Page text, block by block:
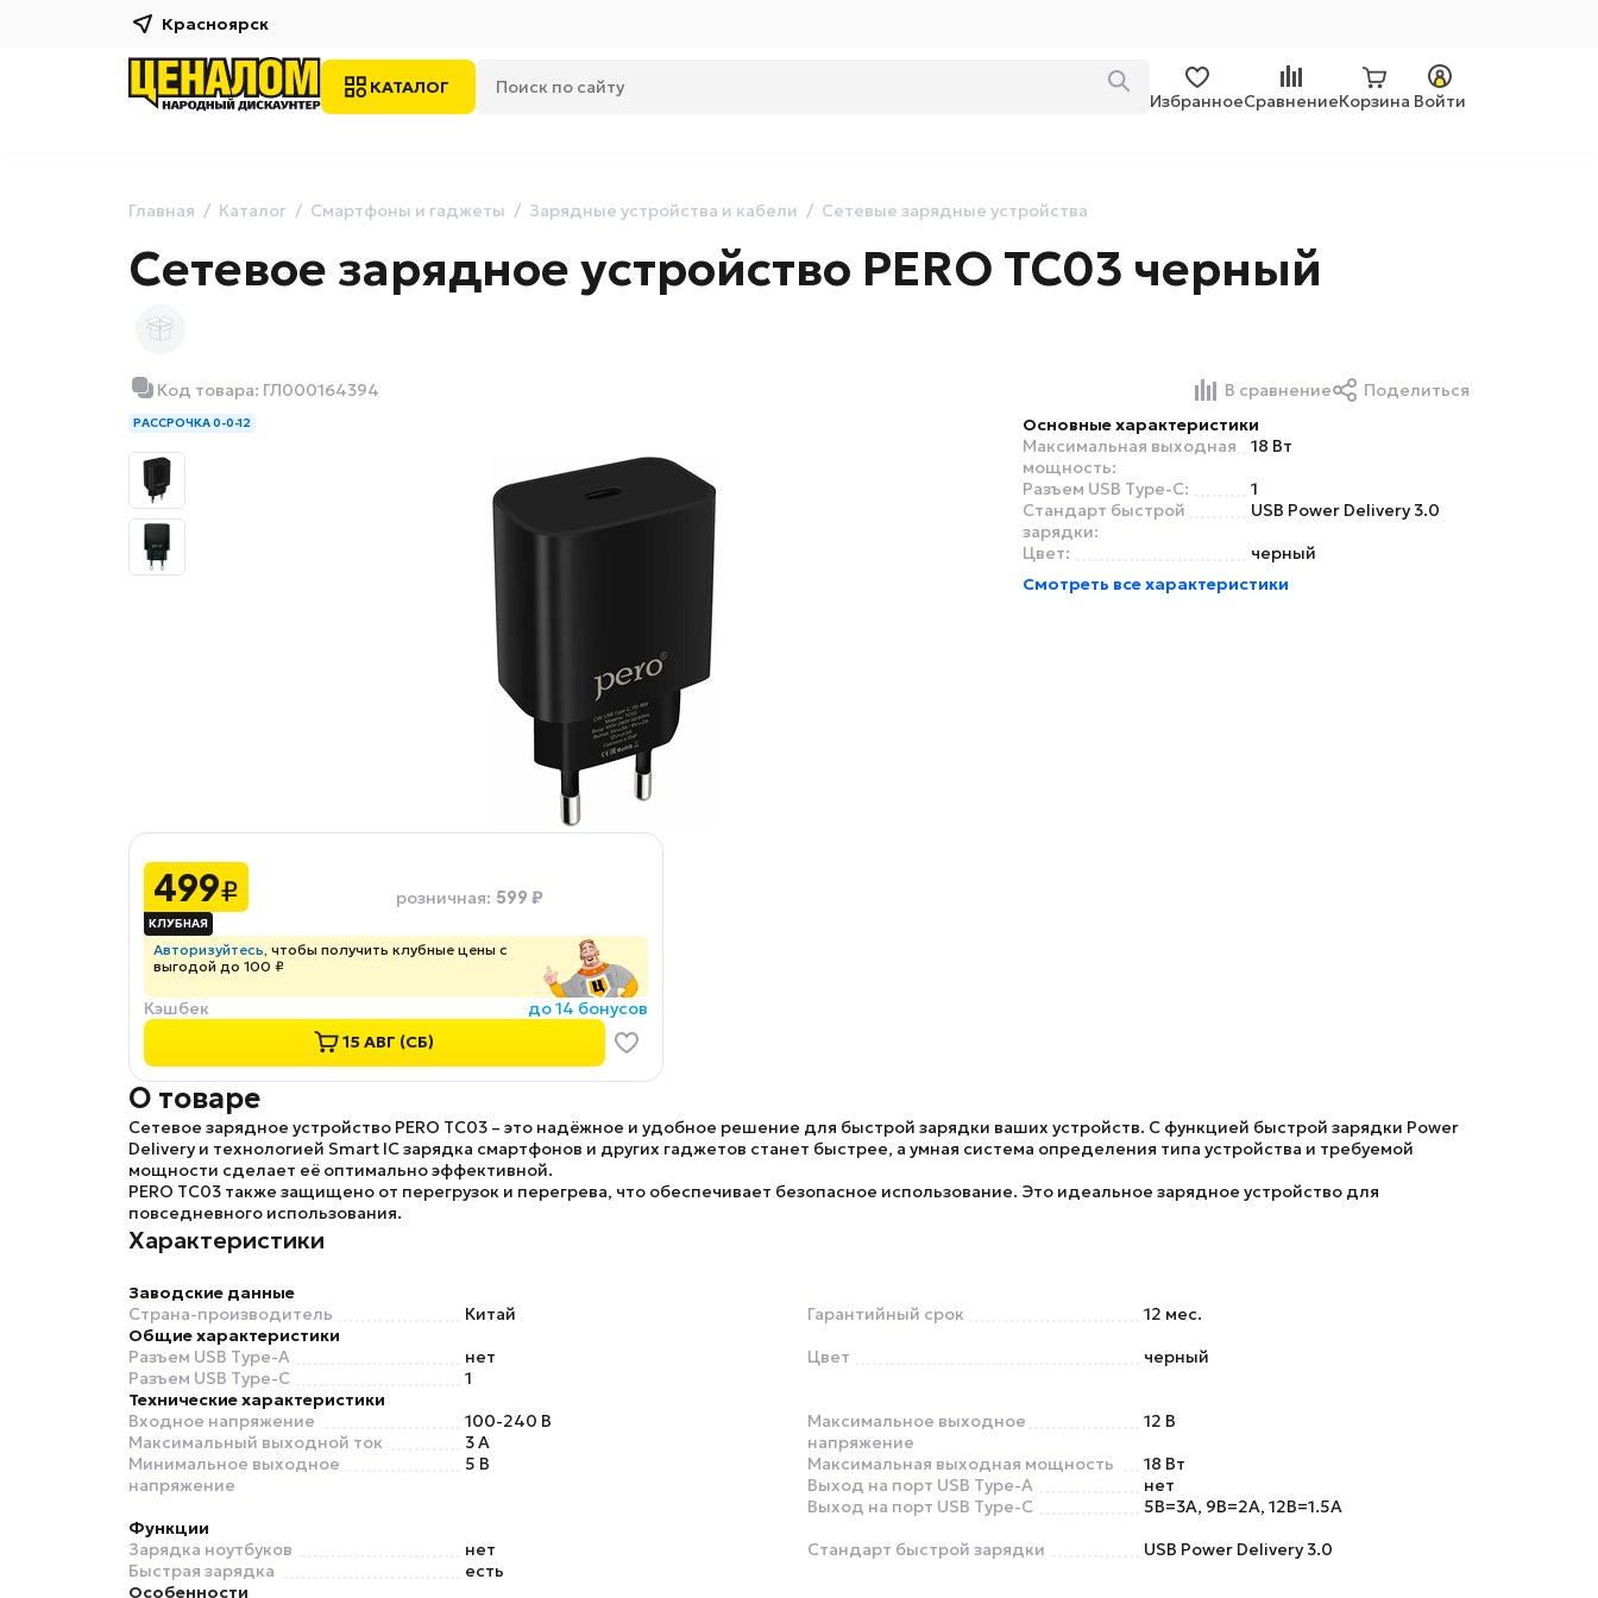
Красноярск
КАТАЛОГ
ИзбранноеСравнениеКорзина Войти
Главная Каталог Смартфоны и гаджеты Зарядные устройства и кабели Сетевые зарядные устройства
Сетевое зарядное устройство PERO TC03 черный
Код товара: ГЛ000164394 В сравнение Поделиться
РАССРОЧКА 0-0-12
Основные характеристики
Максимальная выходная
мощность:
18 Вт
Разъем USB Type-C:
1
Стандарт быстрой
зарядки:
USB Power Delivery 3.0
Цвет:
черный
Смотреть все характеристики
499₽ розничная: 599 ₽
Авторизуйтесь, чтобы получить клубные цены с
выгодой до 100 ₽
Кэшбек
до 14 бонусов
15 АВГ (СБ)
О товаре
Сетевое зарядное устройство PERO TC03 – это надёжное и удобное решение для быстрой зарядки ваших устройств. С функцией быстрой зарядки Power
Delivery и технологией Smart IC зарядка смартфонов и других гаджетов станет быстрее, а умная система определения типа устройства и требуемой
мощности сделает её оптимально эффективной.
PERO TC03 также защищено от перегрузок и перегрева, что обеспечивает безопасное использование. Это идеальное зарядное устройство для
повседневного использования.
Характеристики
Заводские данные
Страна-производитель
Китай Гарантийный срок
12 мес.
Общие характеристики
Разъем USB Type-A
нет
Разъем USB Type-C
1
Цвет
черный
Технические характеристики
Входное напряжение
100-240 В
Максимальный выходной ток
3 А
Минимальное выходное
напряжение
5 В
Максимальное выходное
напряжение
12 В
Максимальная выходная мощность
18 Вт
Выход на порт USB Type-A
нет
Выход на порт USB Type-C
5В=3А, 9В=2А, 12В=1.5А
Функции
Зарядка ноутбуков
нет
Быстрая зарядка
есть
Стандарт быстрой зарядки
USB Power Delivery 3.0
Особенности